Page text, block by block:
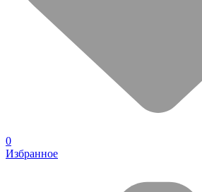
0
Избранное